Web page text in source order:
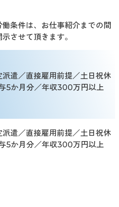
条件は、お仕事紹介までの間
させて頂きます。
派遣／直接雇用前提／土日祝休
5か月分／年収300万円以上
派遣／直接雇用前提／土日祝休
5か月分／年収300万円以上